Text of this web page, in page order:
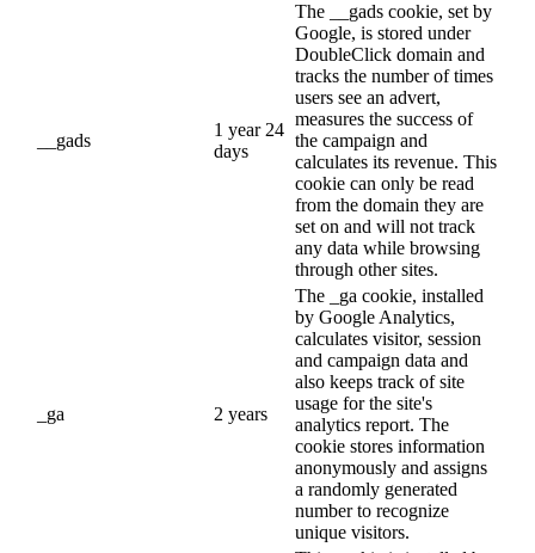
__gads
1 year 24
days
The __gads cookie, set by
Google, is stored under
DoubleClick domain and
tracks the number of times
users see an advert,
measures the success of
the campaign and
calculates its revenue. This
cookie can only be read
from the domain they are
set on and will not track
any data while browsing
through other sites.
_ga 2 years
The _ga cookie, installed
by Google Analytics,
calculates visitor, session
and campaign data and
also keeps track of site
usage for the site's
analytics report. The
cookie stores information
anonymously and assigns
a randomly generated
number to recognize
unique visitors.